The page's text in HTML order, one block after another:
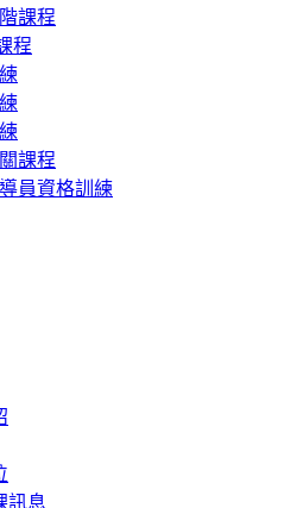
課程
程
課程
員資格訓練
訊息